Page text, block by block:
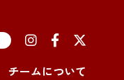
チームについて